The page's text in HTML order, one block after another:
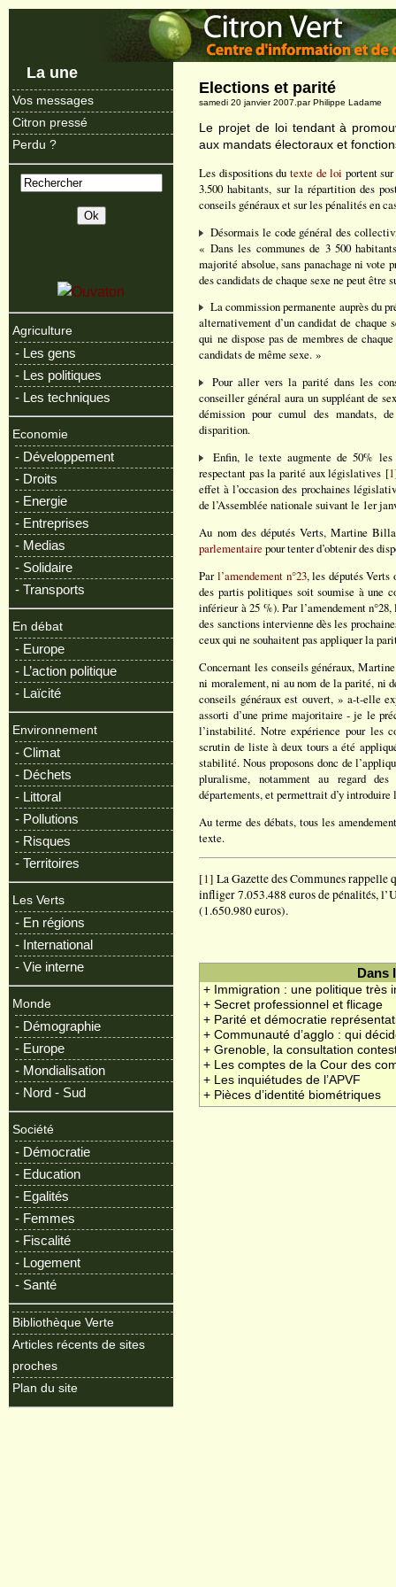
La une
Vos messages
Citron pressé
Perdu ?
Agriculture
- Les gens
- Les politiques
- Les techniques
Economie
- Développement
- Droits
- Energie
- Entreprises
- Medias
- Solidaire
- Transports
En débat
- Europe
- L’action politique
- Laïcité
Environnement
- Climat
- Déchets
- Littoral
- Pollutions
- Risques
- Territoires
Les Verts
- En régions
- International
- Vie interne
Monde
- Démographie
- Europe
- Mondialisation
- Nord - Sud
Société
- Démocratie
- Education
- Egalités
- Femmes
- Fiscalité
- Logement
- Santé
Bibliothèque Verte
Articles récents de sites
proches
Plan du site
Elections et parité
samedi 20 janvier 2007.par Philippe Ladame
Le projet de loi tendant à
aux mandats électoraux et
Les dispositions dutexte de loi portent
3.500 habitants, sur la répartition des
conseils généraux et sur les pénalités en
Désormais le code général des
« Dans les communes de 3 500
majorité absolue, sans panachage ni vote
des candidats de chaque sexe ne peut être
La commission permanente auprès du
alternativement d’un candidat de
qui ne dispose pas de membres de
candidats de même sexe. »
Pour aller vers la parité dans les
conseiller général aura un suppléant de
démission pour cumul des mandats,
disparition.
Enfin, le texte augmente de 50%
respectant pas la parité aux législatives [1
effet à l’occasion des prochaines
de l’Assemblée nationale suivant le 1er
Au nom des députés Verts, Martine
parlementairepour tenter d’obtenir des
Parl’amendement n°23, les députés Verts
des partis politiques soit soumise à une
inférieur à 25 %). Par l’amendement
des sanctions intervienne dès les
ceux qui ne souhaitent pas appliquer la
Concernant les conseils généraux,
ni moralement, ni au nom de la parité, ni
conseils généraux est ouvert, » a-t-elle
assorti d’une prime majoritaire - je le
l’instabilité. Notre expérience pour les
scrutin de liste à deux tours a été
stabilité. Nous proposons donc de
pluralisme, notamment au regard
départements, et permettrait d’y
Au terme des débats, tous les
texte.
[1] La Gazette des Communes rappelle
infliger 7.053.488 euros de pénalités,
(1.650.980 euros).
Dans
+ Immigration : une politique très
+ Secret professionnel et flicage
+ Parité et démocratie
+ Communauté d’agglo : qui
+ Grenoble, la consultation
+ Les comptes de la Cour des
+ Les inquiétudes de l’APVF
+ Pièces d’identité biométriques